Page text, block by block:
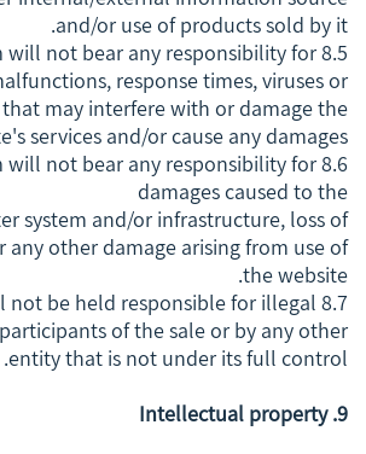
and/or use of products sold by it.
will not bear any responsibility for
response times, viruses or
may interfere with or damage the
services and/or cause any damages.
will not bear any responsibility for
damages caused to the
system and/or infrastructure, loss of
other damage arising from use of
the website.
not be held responsible for illegal
of the sale or by any other
entity that is not under its full control.
9. Intellectual property